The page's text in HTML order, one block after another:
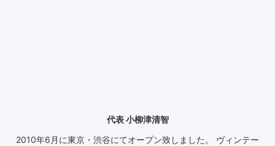
代表 小柳津清智
2010年6月に東京・渋谷にてオープン致しました。 ヴィンテー